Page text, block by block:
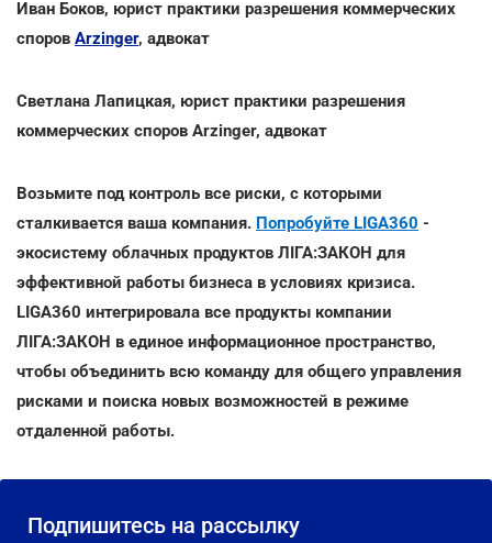
Иван Боков, юрист практики разрешения коммерческих
споров Arzinger, адвокат
Светлана Лапицкая, юрист практики разрешения
коммерческих споров Arzinger, адвокат
Возьмите под контроль все риски, с которыми
сталкивается ваша компания. Попробуйте LIGA360 -
экосистему облачных продуктов ЛІГА:ЗАКОН для
эффективной работы бизнеса в условиях кризиса.
LIGA360 интегрировала все продукты компании
ЛІГА:ЗАКОН в единое информационное пространство,
чтобы объединить всю команду для общего управления
рисками и поиска новых возможностей в режиме
отдаленной работы.
Подпишитесь на рассылку